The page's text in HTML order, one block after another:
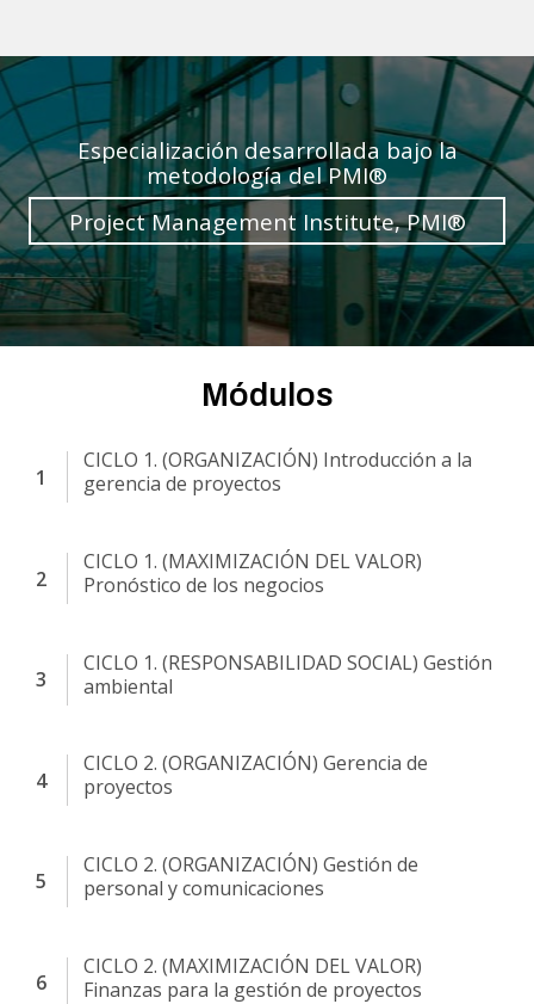
Especialización desarrollada bajo la
metodología del PMI®
Project Management Institute, PMI®
Módulos
CICLO 1. (ORGANIZACIÓN) Introducción a la
gerencia de proyectos
CICLO 1. (MAXIMIZACIÓN DEL VALOR)
Pronóstico de los negocios
CICLO 1. (RESPONSABILIDAD SOCIAL) Gestión
ambiental
CICLO 2. (ORGANIZACIÓN) Gerencia de
proyectos
CICLO 2. (ORGANIZACIÓN) Gestión de
personal y comunicaciones
CICLO 2. (MAXIMIZACIÓN DEL VALOR)
Finanzas para la gestión de proyectos